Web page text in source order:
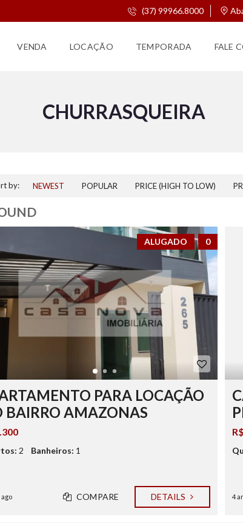
(37) 99966.8000
VENDA LOCAÇÃO TEMPORADA FALE
CHURRASQUEIRA
by: NEWEST POPULAR PRICE (HIGH TO LOW)
0
ALUGADO
PARA LOCAÇÃO
BAIRRO AMAZONAS
2 Banheiros: 1
ago COMPARE DETAILS 4